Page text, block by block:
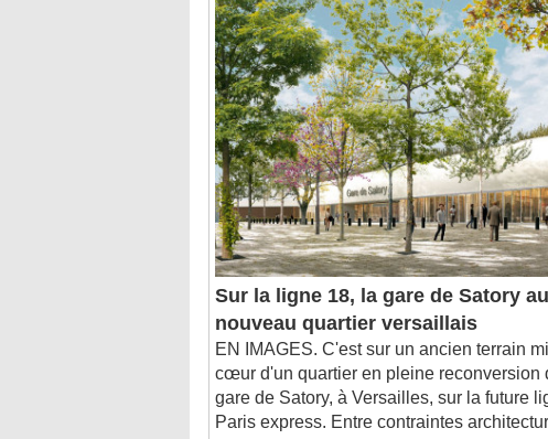
Sur la ligne 18, la gare de Satory
nouveau quartier versaillais
EN IMAGES. C'est sur un ancien terrain
cœur d'un quartier en pleine reconversion
gare de Satory, à Versailles, sur la future
Paris express. Entre contraintes